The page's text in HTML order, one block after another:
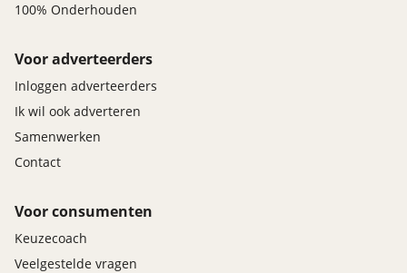
100% Onderhouden
Voor adverteerders
Inloggen adverteerders
Ik wil ook adverteren
Samenwerken
Contact
Voor consumenten
Keuzecoach
Veelgestelde vragen